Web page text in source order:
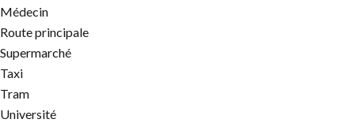
Médecin
Route principale
Supermarché
Taxi
Tram
Université